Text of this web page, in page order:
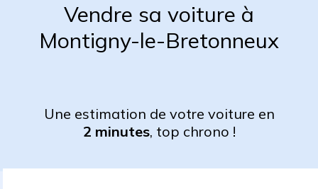
Vendre sa voiture à
Montigny-le-Bretonneux
Une estimation de votre voiture en
2 minutes, top chrono !